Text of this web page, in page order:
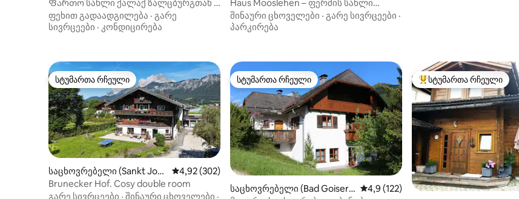
Ფართო სახლი ქალაქ ზალცბურგთან /
ტბის ტერიტორიასთან ახლოს
ფეხით გადაადგილება · გარე
სივრცეები · კონდიცირება
Haus Mooslehen – ფერმის სახლი
საუნით
შინაური ცხოველები · გარე სივრცეები ·
პარკირება
სტუმართა რჩეული
სტუმართა რჩეული
საცხოვრებელი (Sankt Joh
ann in Tirol)
საშუალო შეფასებაა 5‑დან 4,92, 302 მიმოხილვა
4,92 (302)
Brunecker Hof. Cosy double room
გარე სივრცეები · შინაური ცხოველები ·
სტუმართა რჩეული
სტუმართა რჩეული
საცხოვრებელი (Bad Goisern საშუალო შეფასებაა 5‑დან 4,9, 122
4,9 (122)
სტუმართა რჩეული
სტუმართა რჩეული